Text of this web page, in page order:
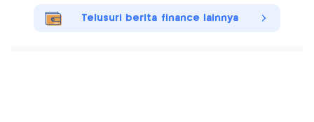
Telusuri berita finance lainnya